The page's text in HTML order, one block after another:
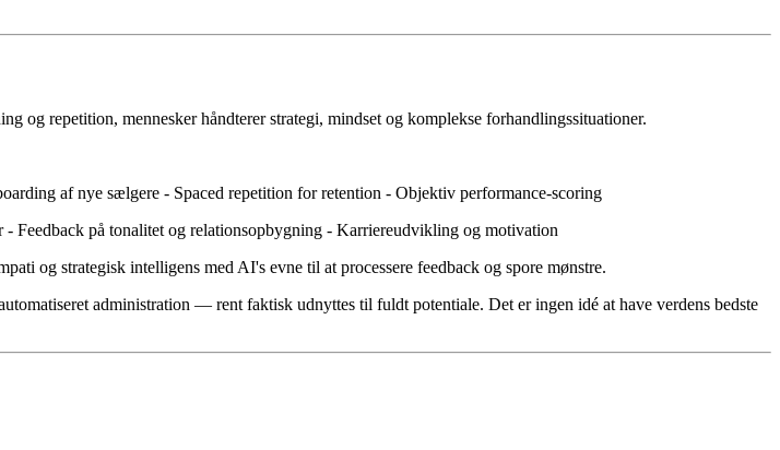
repetition, mennesker håndterer strategi, mindset og komplekse forhandlingssituationer.
af nye sælgere - Spaced repetition for retention - Objektiv performance-scoring
Feedback på tonalitet og relationsopbygning - Karriereudvikling og motivation
og strategisk intelligens med AI's evne til at processere feedback og spore mønstre.
administration — rent faktisk udnyttes til fuldt potentiale. Det er ingen idé at have verdens bedste